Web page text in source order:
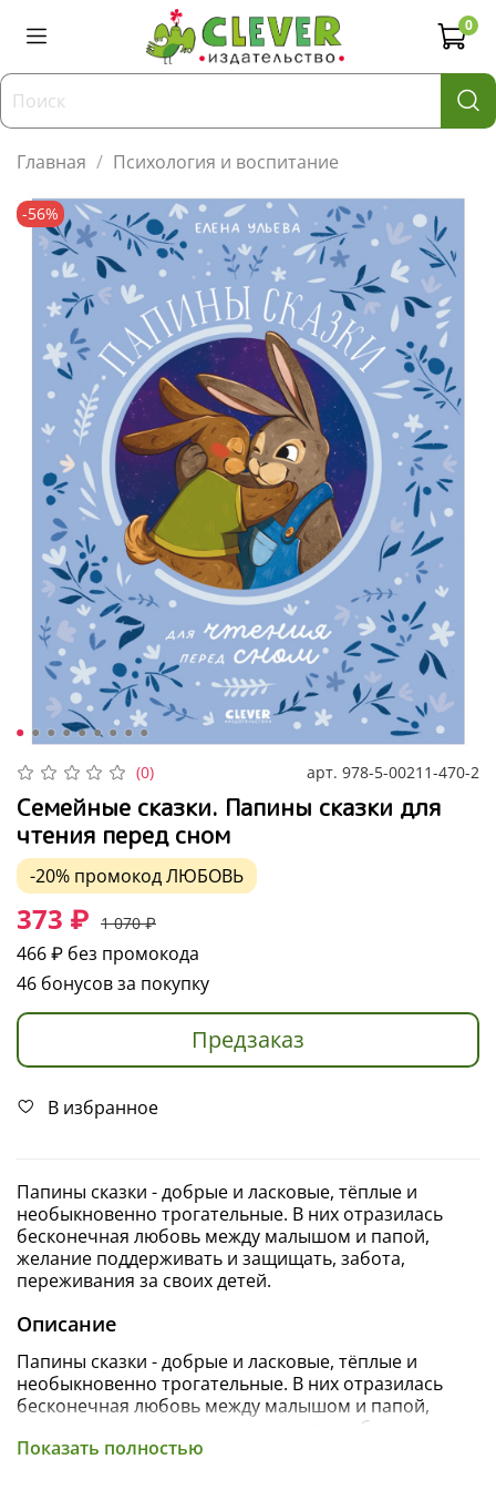
0
Главная Психология и воспитание
-56%
(0) арт. 978-5-00211-470-2
Cемейные сказки. Папины сказки для
чтения перед сном
-20% промокодЛЮБОВЬ
373 ₽ 1 070 ₽
466 ₽ без промокода
46 бонусов за покупку
Предзаказ
В избранное
Папины сказки - добрые и ласковые, тёплые и
необыкновенно трогательные. В них отразилась
бесконечная любовь между малышом и папой,
желание поддерживать и защищать, забота,
переживания за своих детей.
Описание
Папины сказки - добрые и ласковые, тёплые и
необыкновенно трогательные. В них отразилась
бесконечная любовь между малышом и папой,
желание поддерживать и защищать, забота,
переживания за своих детей
Показать полностью